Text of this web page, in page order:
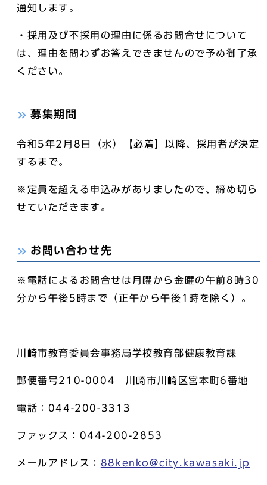
通知します。
・採用及び不採用の理由に係るお問合せについて
は、理由を問わずお答えできませんので予め御了承
ください。
募集期間
令和5年2月8日（水）【必着】以降、採用者が決定
するまで。
※定員を超える申込みがありましたので、締め切ら
せていただきます。
お問い合わせ先
※電話によるお問合せは月曜から金曜の午前8時30
分から午後5時まで（正午から午後1時を除く）。
川崎市教育委員会事務局学校教育部健康教育課
郵便番号210-0004 川崎市川崎区宮本町6番地
電話：044-200-3313
ファックス：044-200-2853
メールアドレス： 88kenko@city.kawasaki.jp